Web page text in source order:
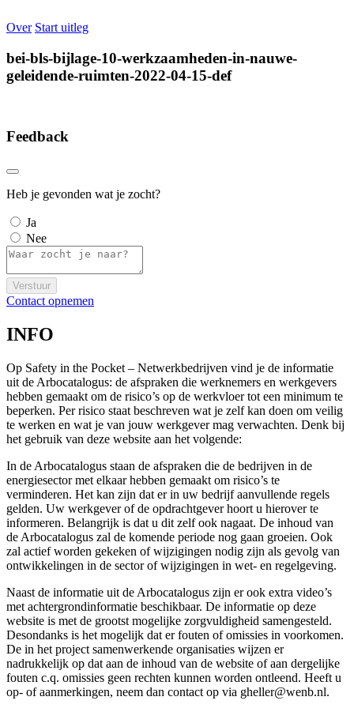
Over Start uitleg
bei-bls-bijlage-10-werkzaamheden-in-nauwe-
geleidende-ruimten-2022-04-15-def
Feedback
Heb je gevonden wat je zocht?
Ja
Nee
Verstuur
Contact opnemen
INFO
Op Safety in the Pocket – Netwerkbedrijven vind je de informatie
uit de Arbocatalogus: de afspraken die werknemers en werkgevers
hebben gemaakt om de risico’s op de werkvloer tot een minimum te
beperken. Per risico staat beschreven wat je zelf kan doen om veilig
te werken en wat je van jouw werkgever mag verwachten. Denk bij
het gebruik van deze website aan het volgende:
In de Arbocatalogus staan de afspraken die de bedrijven in de
energiesector met elkaar hebben gemaakt om risico’s te
verminderen. Het kan zijn dat er in uw bedrijf aanvullende regels
gelden. Uw werkgever of de opdrachtgever hoort u hierover te
informeren. Belangrijk is dat u dit zelf ook nagaat. De inhoud van
de Arbocatalogus zal de komende periode nog gaan groeien. Ook
zal actief worden gekeken of wijzigingen nodig zijn als gevolg van
ontwikkelingen in de sector of wijzigingen in wet- en regelgeving.
Naast de informatie uit de Arbocatalogus zijn er ook extra video’s
met achtergrondinformatie beschikbaar. De informatie op deze
website is met de grootst mogelijke zorgvuldigheid samengesteld.
Desondanks is het mogelijk dat er fouten of omissies in voorkomen.
De in het project samenwerkende organisaties wijzen er
nadrukkelijk op dat aan de inhoud van de website of aan dergelijke
fouten c.q. omissies geen rechten kunnen worden ontleend. Heeft u
op- of aanmerkingen, neem dan contact op via gheller@wenb.nl.